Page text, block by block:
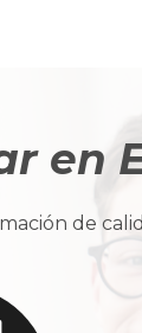
en
de